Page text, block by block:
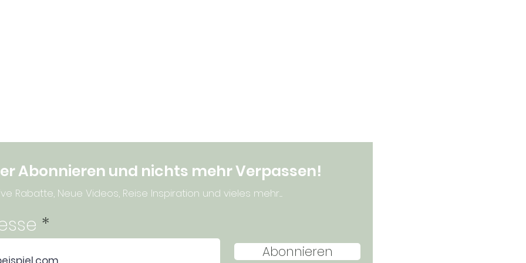
Abonnieren und nichts mehr Verpassen!
Rabatte, Neue Videos, Reise Inspiration und vieles mehr.....
Abonnieren